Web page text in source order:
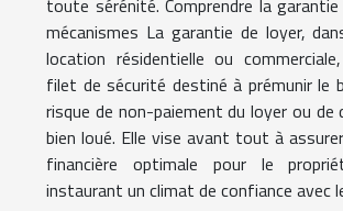
mécanismes La garantie de loyer,
location résidentielle ou
filet de sécurité destiné à prémunir le
risque de non-paiement du loyer ou de
bien loué. Elle vise avant tout à
financière optimale pour le
instaurant un climat de confiance avec